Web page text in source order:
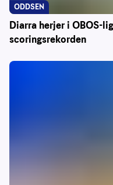
Diarra herjer i OBOS-
scoringsrekorden
ODDSEN